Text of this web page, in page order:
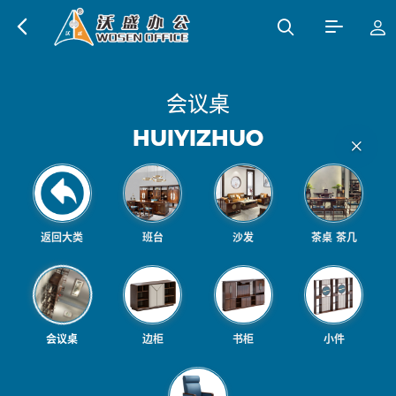
会议桌
H U YI ZH UO
返回大类 班台 沙发 茶桌 茶几
会议桌 边柜 书柜 小件